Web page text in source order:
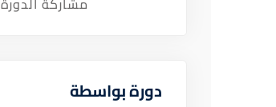
دورة بواسطة